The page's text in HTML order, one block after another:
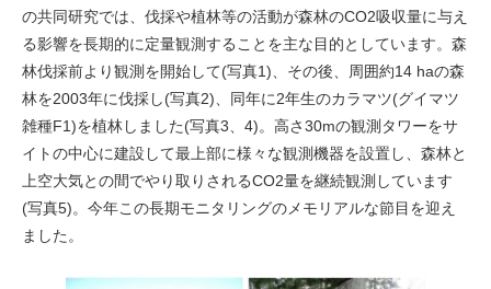
の共同研究では、伐採や植林等の活動が森林のCO2吸収量に与え
る影響を長期的に定量観測することを主な目的としています。森
林伐採前より観測を開始して(写真1)、その後、周囲約14 haの森
林を2003年に伐採し(写真2)、同年に2年生のカラマツ(グイマツ
雑種F1)を植林しました(写真3、4)。高さ30mの観測タワーをサ
イトの中心に建設して最上部に様々な観測機器を設置し、森林と
上空大気との間でやり取りされるCO2量を継続観測しています
(写真5)。今年この長期モニタリングのメモリアルな節目を迎え
ました。